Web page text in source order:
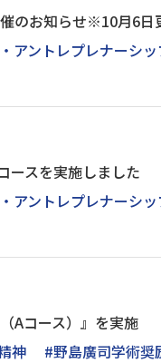
のお知らせ※10月6日
アントレプレナーシ
ースを実施しました
アントレプレナーシ
Aコース）』を実施
神 #野島廣司学術奨